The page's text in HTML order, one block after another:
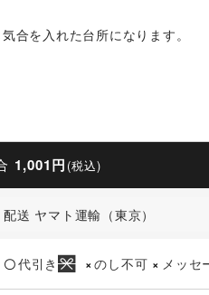
合を入れた台所になります。
1,001円 (税込)
配送 ヤマト運輸（東京）
〇代引き × のし不可 × メッセ